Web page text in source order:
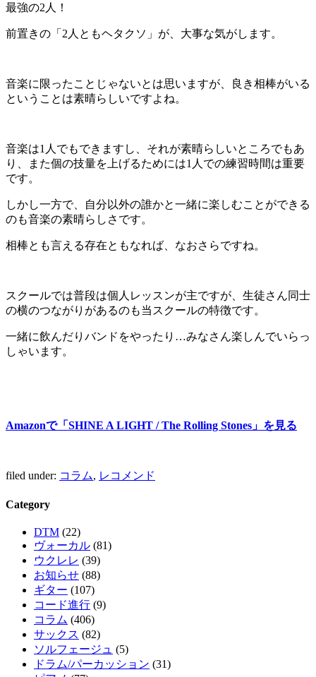
最強の2人！
前置きの「2人ともヘタクソ」が、大事な気がします。
音楽に限ったことじゃないとは思いますが、良き相棒がいる
ということは素晴らしいですよね。
音楽は1人でもできますし、それが素晴らしいところでもあ
り、また個の技量を上げるためには1人での練習時間は重要
です。
しかし一方で、自分以外の誰かと一緒に楽しむことができる
のも音楽の素晴らしさです。
相棒とも言える存在ともなれば、なおさらですね。
スクールでは普段は個人レッスンが主ですが、生徒さん同士
の横のつながりがあるのも当スクールの特徴です。
一緒に飲んだりバンドをやったり …みなさん楽しんでいらっ
しゃいます。
Amazonで「SHINE A LIGHT / The Rolling Stones」を見る
filed under: コラム, レコメンド
Category
DTM (22)
ヴォーカル (81)
ウクレレ (39)
お知らせ (88)
ギター (107)
コード進行 (9)
コラム (406)
サックス (82)
ソルフェージュ (5)
ドラム/パーカッション (31)